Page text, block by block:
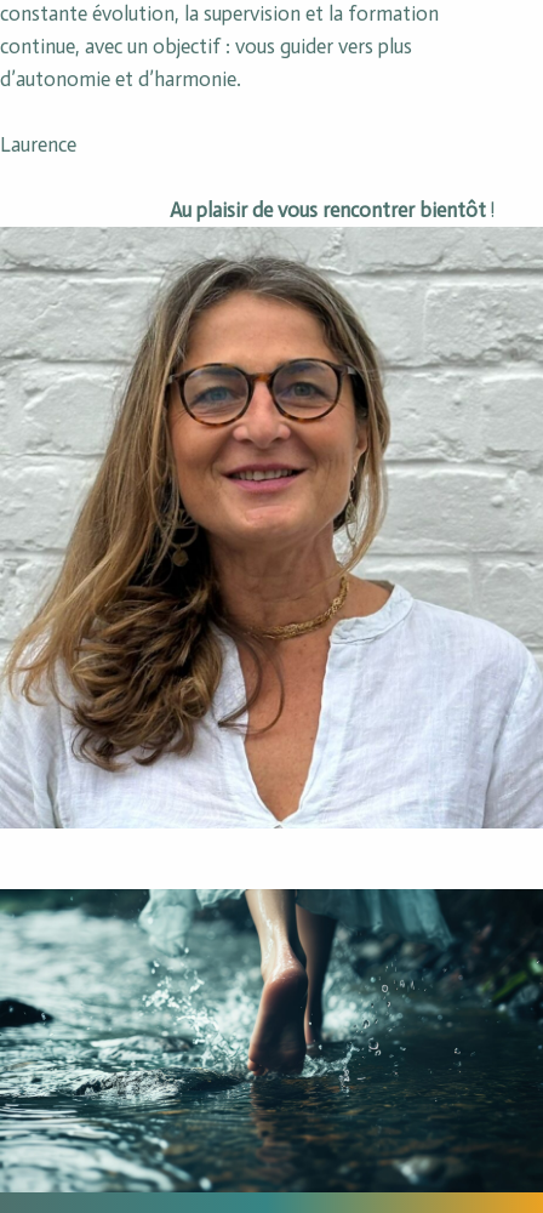
constante évolution, la supervision et la formation
continue, avec un objectif : vous guider vers plus
d’autonomie et d’harmonie.
Laurence
Au plaisir de vous rencontrer bientôt !